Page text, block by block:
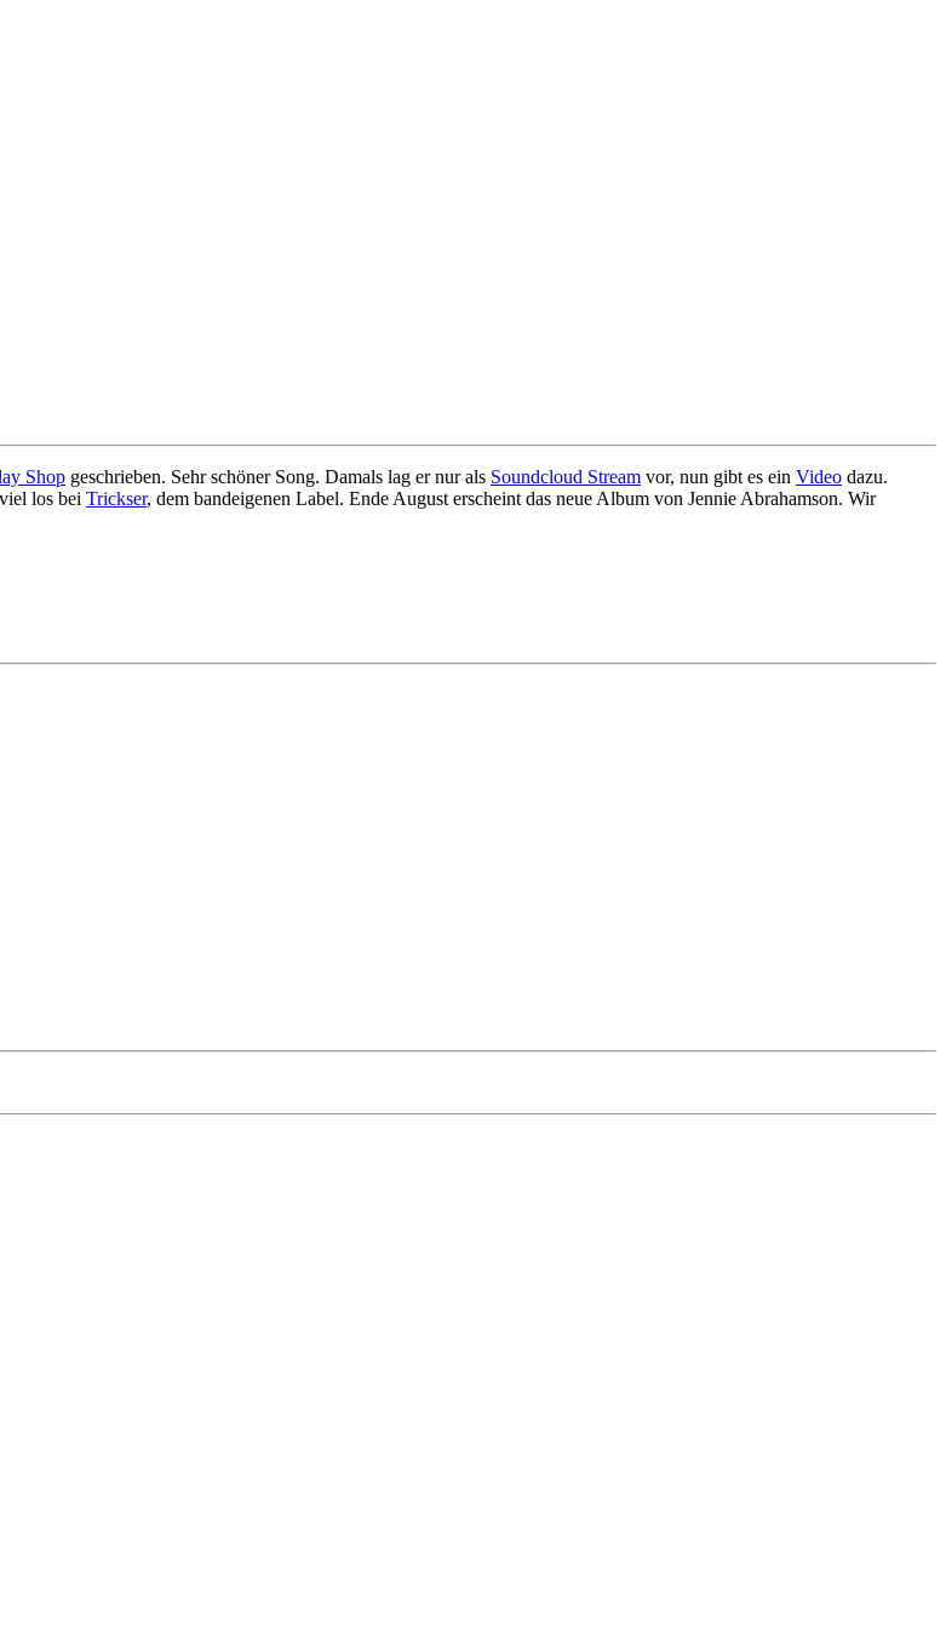
Shop geschrieben. Sehr schöner Song. Damals lag er nur als Soundcloud Stream vor, nun gibt es ein Video dazu.
los bei Trickser, dem bandeigenen Label. Ende August erscheint das neue Album von Jennie Abrahamson. Wir